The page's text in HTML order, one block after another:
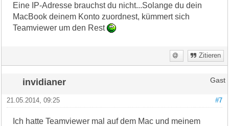
Eine IP-Adresse brauchst du nicht...Solange du dein
MacBook deinem Konto zuordnest, kümmert sich
Teamviewer um den Rest
Zitieren
invidianer Gast
#7
21.05.2014, 09:25
Ich hatte Teamviewer mal auf dem Mac und meinem